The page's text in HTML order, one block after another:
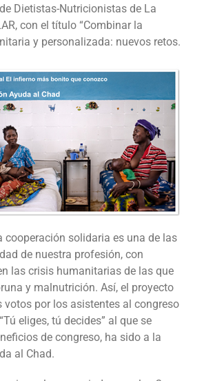
Dietistas-Nutricionistas de La
con el título “Combinar la
y personalizada: nuevos retos.
cooperación solidaria es una de las
de nuestra profesión, con
las crisis humanitarias de las que
y malnutrición. Así, el proyecto
votos por los asistentes al congreso
eliges, tú decides” al que se
de congreso, ha sido a la
al Chad.